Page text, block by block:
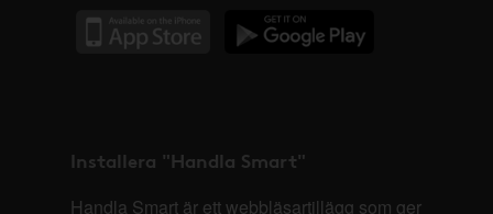
Installera "Handla Smart"
Handla Smart är ett webbläsartillägg som ger